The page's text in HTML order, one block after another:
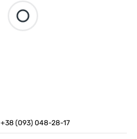
+38 (093) 048-28-17